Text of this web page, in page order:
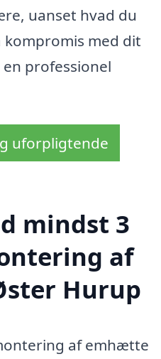
uanset hvad du
kompromis med dit
professionel
uforpligtende
mindst 3
af
Hurup
af emhætte